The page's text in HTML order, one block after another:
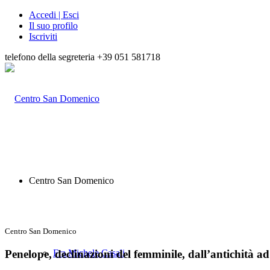
Accedi | Esci
Il suo profilo
Iscriviti
telefono della segreteria +39 051 581718
Centro San Domenico
Fra Michele Casali
Centro San Domenico
Penelope, declinazioni del femminile, dall’antichità